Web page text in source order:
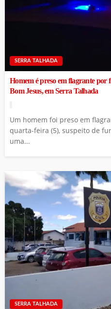
SERRA TALHADA
Homem é preso em flagrante por
Bom Jesus, em Serra Talhada
Um homem foi preso em
quarta-feira (5), suspeito de
uma...
SERRA TALHADA